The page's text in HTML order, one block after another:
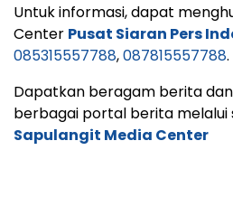
Untuk informasi, dapat
Center Pusat Siaran Pers
085315557788,087815557788.
Dapatkan beragam berita
berbagai portal berita melalui
Sapulangit Media Center